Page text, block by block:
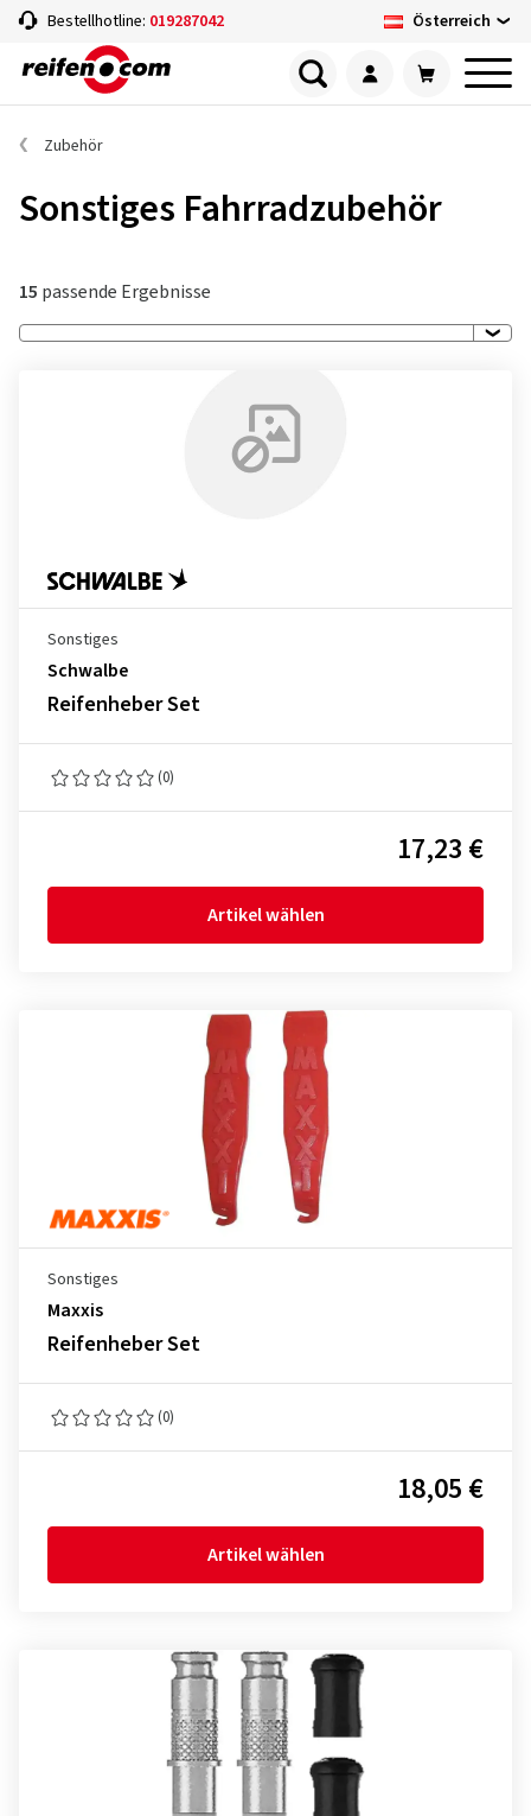
Bestellhotline: 019287042 Österreich
Zubehör
Sonstiges Fahrradzubehör
15 passende Ergebnisse
Sonstiges
Schwalbe
Reifenheber Set
(0)
17,23 €
Artikel wählen
Sonstiges
Maxxis
Reifenheber Set
(0)
18,05 €
Artikel wählen